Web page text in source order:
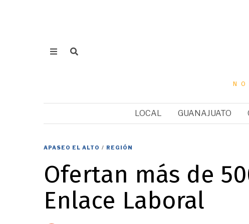
LOCAL GUANAJUATO
APASEO EL ALTO / REGIÓN
Ofertan más de
Enlace Laboral